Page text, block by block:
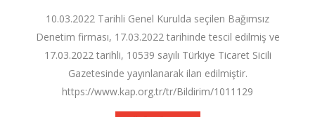
10.03.2022 Tarihli Genel Kurulda seçilen Bağımsız
Denetim firması, 17.03.2022 tarihinde tescil edilmiş ve
17.03.2022 tarihli, 10539 sayılı Türkiye Ticaret Sicili
Gazetesinde yayınlanarak ilan edilmiştir.
https://www.kap.org.tr/tr/Bildirim/1011129